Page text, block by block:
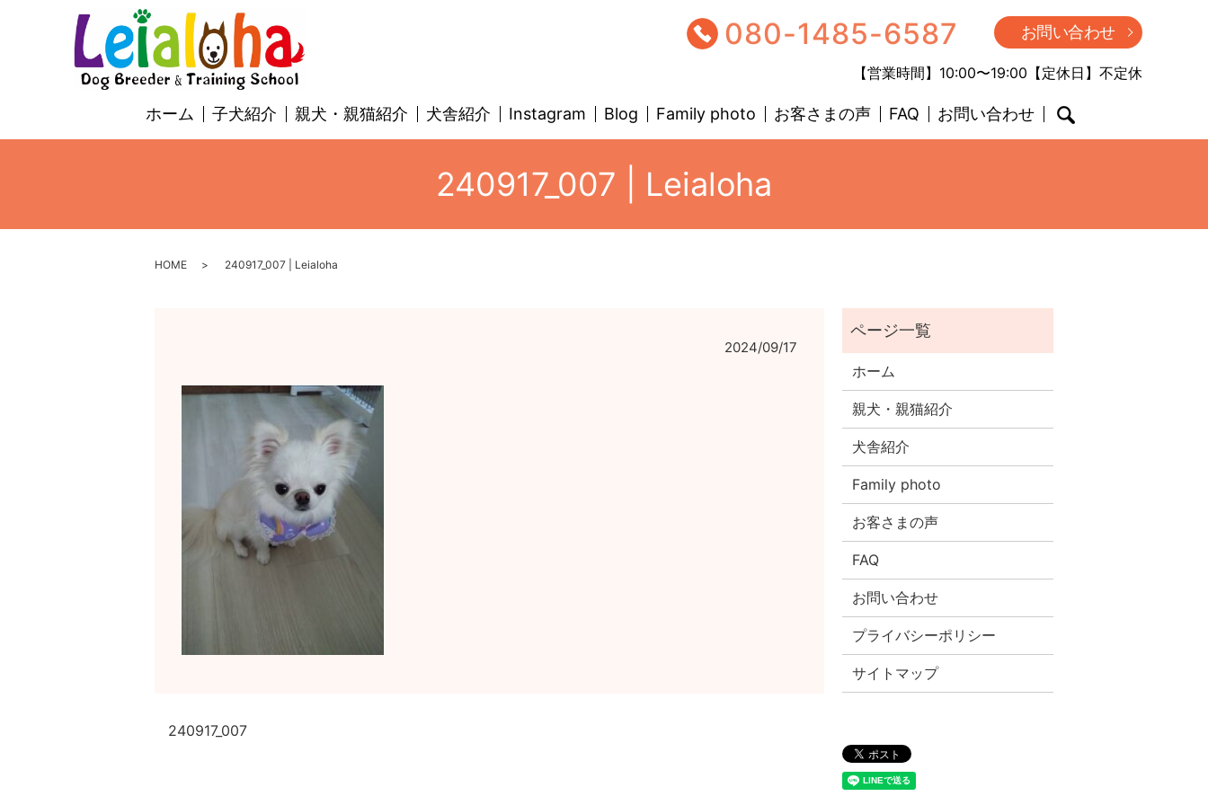
080-1485-6587 お問い合わせ
【営業時間】10:00〜19:00【定休日】不定休
ホーム 子犬紹介 親犬・親猫紹介 犬舎紹介 Instagram Blog Family photo お客さまの声 FAQ お問い合わせ
240917_007 | Leialoha
HOME 240917_007 | Leialoha
2024/09/17
240917_007
ホーム
親犬・親猫紹介
犬舎紹介
Family photo
お客さまの声
FAQ
お問い合わせ
プライバシーポリシー
サイトマップ